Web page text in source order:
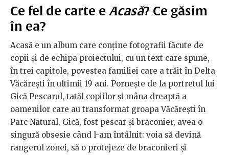
Ce fel de carte e Acasă? Ce găsim
în ea?
Acasă e un album care conține fotografii făcute de
copii și de echipa proiectului, cu un text care spune,
în trei capitole, povestea familiei care a trăit în Delta
Văcărești în ultimii 19 ani. Pornește de la portretul lui
Gică Pescarul, tatăl copiilor și mâna dreaptă a
oamenilor care au transformat groapa Văcărești în
Parc Natural. Gică, fost pescar și braconier, avea o
singură obsesie când l-am întâlnit: voia să devină
rangerul zonei, să o protejeze de braconieri și